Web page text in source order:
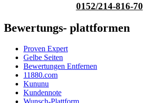
0152/214-816-70
Bewertungs- plattformen
Proven Expert
Gelbe Seiten
Bewertungen Entfernen
11880.com
Kununu
Kundennote
Wunsch-Plattform